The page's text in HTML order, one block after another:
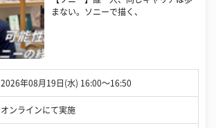
まない。ソニーで描く、
2026年08月19日(水) 16:00〜16:50
オンラインにて実施